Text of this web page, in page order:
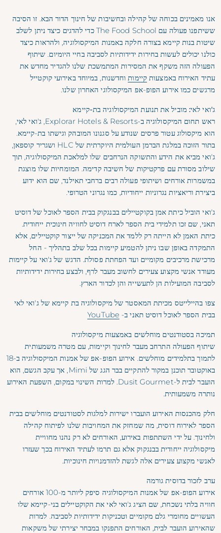
אנו מאמינים בכוחה של קהילה ובחשיבות של חינוך הדור הבא. זו הסיבה
ששיתפנו פעולה עם The Food School כדי להדגים כיצד ניתן לשלב
שיטות בנות קיימא בצורה חלקה באמנות המיקסולוגיה, ולהראות כיצד
כולנו יכולים לעשות בחירות ידידותיות לסביבה בחיי היומיום. שיתוף
הפעולה הזה משקף את המסירות המתמשכת שלנו להגדיר מחדש את
עתיד האירוח באמצעות קיימותוחדשנות, במיוחד באירועי קוקטייל
מרגשים כמו אירוע הפופ-אפ המיקסולוגי האחרון שלנו.
ג'ואי לאי: מוביל את תנועת המיקסולוגיה בת-קיימא
ראש תחום המיקסולוגיה ב-Explorar Hotels & Resorts, ג'ואי לאי,
הוא מיקסולוג עטור פרסים שנודע על סגנונו המובהק וגישתו בת-קיימא.
בתור הזוכה במלגת הברמן העולמית היוקרתית של HLC ושגריר קוספאן,
ג'ואי מביא את הידע והתשוקה הנרחבים שלו למלאכת המיקסולוגיה, תוך
שילוב מסורת עם פרקטיקות של חשיבה קדימה. המומחיות שלו מוצגת
במשמרות אורחים ושיתופי פעולה רבים ברחבי תאילנד, שם הוא ידוע
ביצירת וריאציות נגרוניות ייחודיות, כמו נגרוני הטרופי.
ג'ואי הוביל כיתת אמן בקוקטיילים בבנגקוק בבית הספר לאוכל של דוסיט
תאני, שם זכו תלמידי בית הספר לארח דוסיט לחוויה חינוכית ייחודית.
כיתת האמן לא הייתה רק ללמד את המכניקה של ייצור קוקטיילים, אלא
התמקדה באופן שבו ניתן להטמיע קיימות בכל שלב בתהליך - החל
מרכישת מרכיבים מקומיים ועד הפחתת פסולת. הדגש של ג'ואי על קיימות
מעודד אנשי מקצוע צעירים לחשוב מעבר לרף, ולבצע בחירות ידידותיות
לסביבה המועילות הן לתעשייה והן לכדור הארץ.
צפו בהיילייטס מכיתת המאסטר של מיקסולוגיה בת קיימא של ג'ואי לאי
בבית הספר לאוכל דוסיט תאני ב- YouTube
תמיכה בסטודנטים מוחלשים באמצעות מיקסולוגיה
שיתוף הפעולה התרחב מעבר לחינוך וקיימות, עם מטרה משמעותית
לתמוך בתלמידים מוחלשים. אירוע הפופ-אפ של אמנות המיקסולוגיה ב-18
באוקטובר תוכנן במקור להתקיים בבר הגג של Mimi, אך עקב הגשם, הוא
הועבר לבית ל-Dusit Gourmet. למרות השינוי במקום, השפעת האירוע
נותרה משמעותית.
חלק מהכנסות האירוע הועברו ישירות למלגות לסטודנטים מוחלשים בבית
הספר לאירוח דוסית, מה שמחזק את המחויבות שלנו לפיתוח קהילה
ולחינוך. על ידי השתתפות באירוע, האורחים לא רק נהנו מחוויית
מיקסולוגיה ייחודית בבנגקוק אלא גם תרמו לעתיד האירוח בכך שעזרו
לאנשי מקצוע צעירים אלה לגשת להזדמנויות חינוכיות.
ערב לזכור בדוסית גורמה
אירוע הפופ-אפ של אמנות המיקסולוגיה סיפק ליותר מ-100 אורחים
חוויה בלתי נשכחת, שם הציג ג'ואי לאי את הקוקטיילים בני-קיימא שלו
העשויים מחומרי גלם מקומיים וטכניקות ידידותיות לסביבה. למרות
שהאירוע הועבר לבית, האורחים התפנקו במבחר יצירתי של משקאות